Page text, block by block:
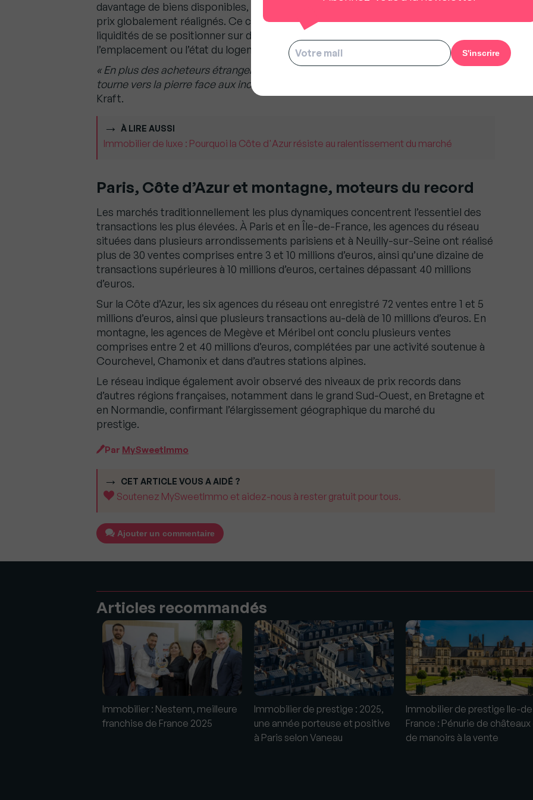
davantage de biens disponibles, des vendeurs plus ouverts à la négociation et des
prix globalement réalignés. Ce contexte a permis à des acquéreurs disposant de
liquidités de se positionner sur des biens de grande qualité, sans compromis sur
l’emplacement ou l’état du logement.
« En plus des acheteurs étrangers, on observe une clientèle française aisée qui se
tourne vers la pierre face aux incertitudes politiques en France »
Kraft.
À LIRE AUSSI
Immobilier de luxe : Pourquoi la Côte d'Azur résiste au ralentissement du marché
Paris, Côte d’Azur et montagne, moteurs du record
Les marchés traditionnellement les plus dynamiques concentrent l’essentiel des
transactions les plus élevées. À Paris et en Île-de-France, les agences du réseau
situées dans plusieurs arrondissements parisiens et à Neuilly-sur-Seine ont réalisé
plus de 30 ventes comprises entre 3 et 10 millions d’euros, ainsi qu’une dizaine de
transactions supérieures à 10 millions d’euros, certaines dépassant 40 millions
d’euros.
Sur la Côte d’Azur, les six agences du réseau ont enregistré 72 ventes entre 1 et 5
millions d’euros, ainsi que plusieurs transactions au-delà de 10 millions d’euros. En
montagne, les agences de Megève et Méribel ont conclu plusieurs ventes
comprises entre 2 et 40 millions d’euros, complétées par une activité soutenue à
Courchevel, Chamonix et dans d’autres stations alpines.
Le réseau indique également avoir observé des niveaux de prix records dans
d’autres régions françaises, notamment dans le grand Sud-Ouest, en Bretagne et
en Normandie, confirmant l’élargissement géographique du marché du
prestige.
Par MySweetImmo
CET ARTICLE VOUS A AIDÉ ?
Soutenez MySweetImmo et aidez-nous à rester gratuit pour tous.
Ajouter un commentaire
Articles recommandés
Immobilier : Nestenn, meilleure
franchise de France 2025
Immobilier de prestige : 2025,
une année porteuse et positive
à Paris selon Vaneau
Immobilier de prestige Ile-
France : Pénurie de
de manoirs à la vente